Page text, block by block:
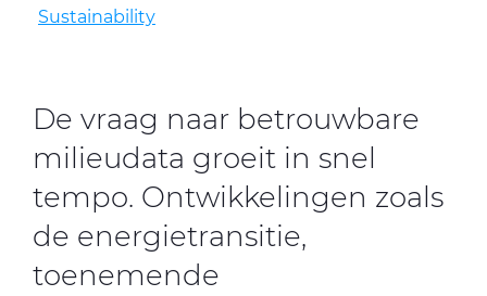
Haspel retouren
MEDIA
Sustainability
De vraag naar betrouwbare
milieudata groeit in snel
tempo. Ontwikkelingen zoals
de energietransitie,
toenemende